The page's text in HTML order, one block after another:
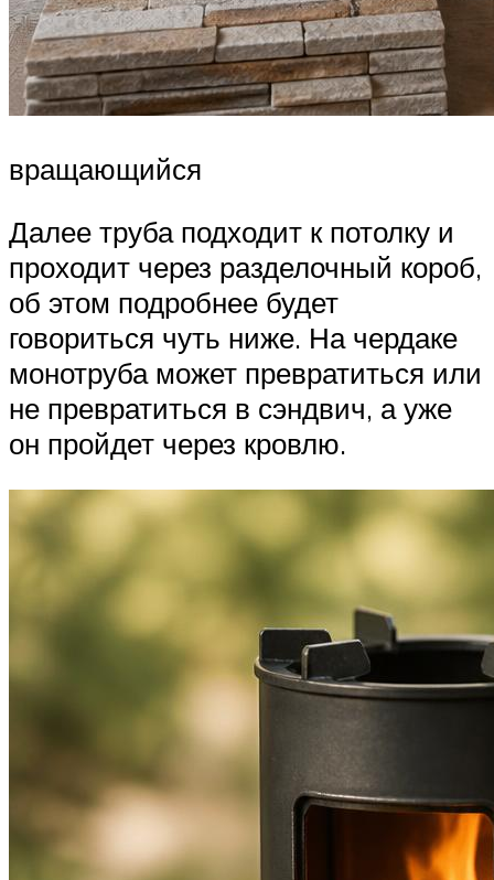
вращающийся
Далее труба подходит к потолку и
проходит через разделочный короб,
об этом подробнее будет
говориться чуть ниже. На чердаке
монотруба может превратиться или
не превратиться в сэндвич, а уже
он пройдет через кровлю.